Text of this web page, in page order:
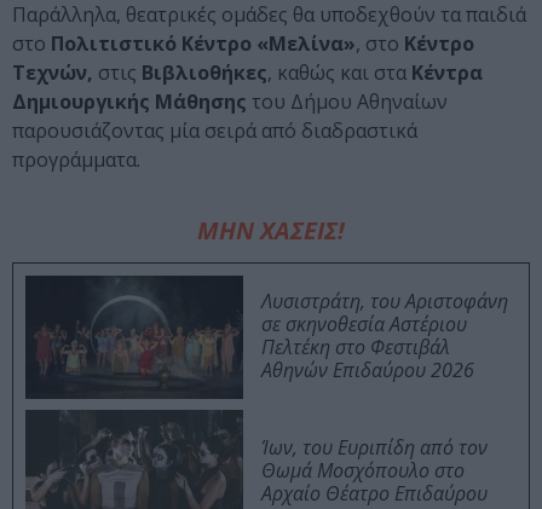
Παράλληλα, θεατρικές ομάδες θα υποδεχθούν τα παιδιά
στο Πολιτιστικό Κέντρο «Μελίνα», στο Κέντρο
Τεχνών, στις Βιβλιοθήκες, καθώς και στα Κέντρα
Δημιουργικής Μάθησης του Δήμου Αθηναίων
παρουσιάζοντας μία σειρά από διαδραστικά
προγράμματα.
ΜΗΝ ΧΑΣΕΙΣ!
Λυσιστράτη, του Αριστοφάνη
σε σκηνοθεσία Αστέριου
Πελτέκη στο Φεστιβάλ
Αθηνών Επιδαύρου 2026
Ίων, του Ευριπίδη από τον
Θωμά Μοσχόπουλο στο
Αρχαίο Θέατρο Επιδαύρου